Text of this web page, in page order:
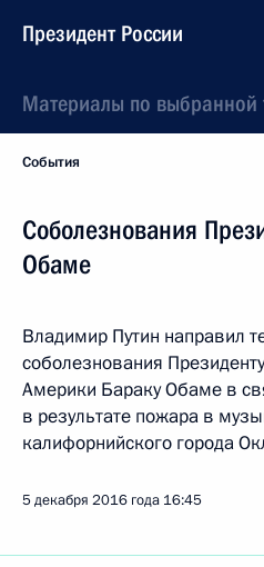
Президент России
Материалы по выбранной
События
Соболезнования
Обаме
Владимир Путин направил
соболезнования
Америки Бараку Обаме в
в результате пожара в
калифорнийского города
5 декабря 2016 года 16:45